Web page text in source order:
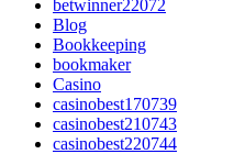
betwinner22072
Blog
Bookkeeping
bookmaker
Casino
casinobest170739
casinobest210743
casinobest220744